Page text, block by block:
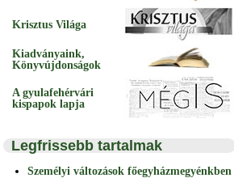
Krisztus Világa
Kiadványaink,
Könyvújdonságok
A gyulafehérvári
kispapok lapja
Legfrissebb tartalmak
Személyi változások főegyházmegyénkben